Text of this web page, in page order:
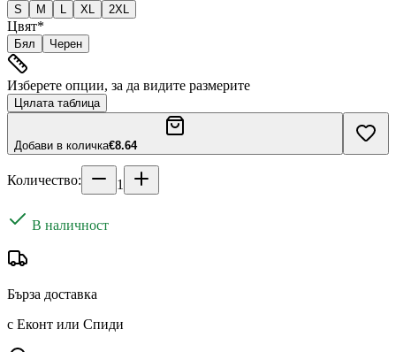
S M L XL 2XL
Цвят*
Бял Черен
Изберете опции, за да видите размерите
Цялата таблица
Добави в количка€8.64
Количество: 1
В наличност
Бърза доставка
с Еконт или Спиди